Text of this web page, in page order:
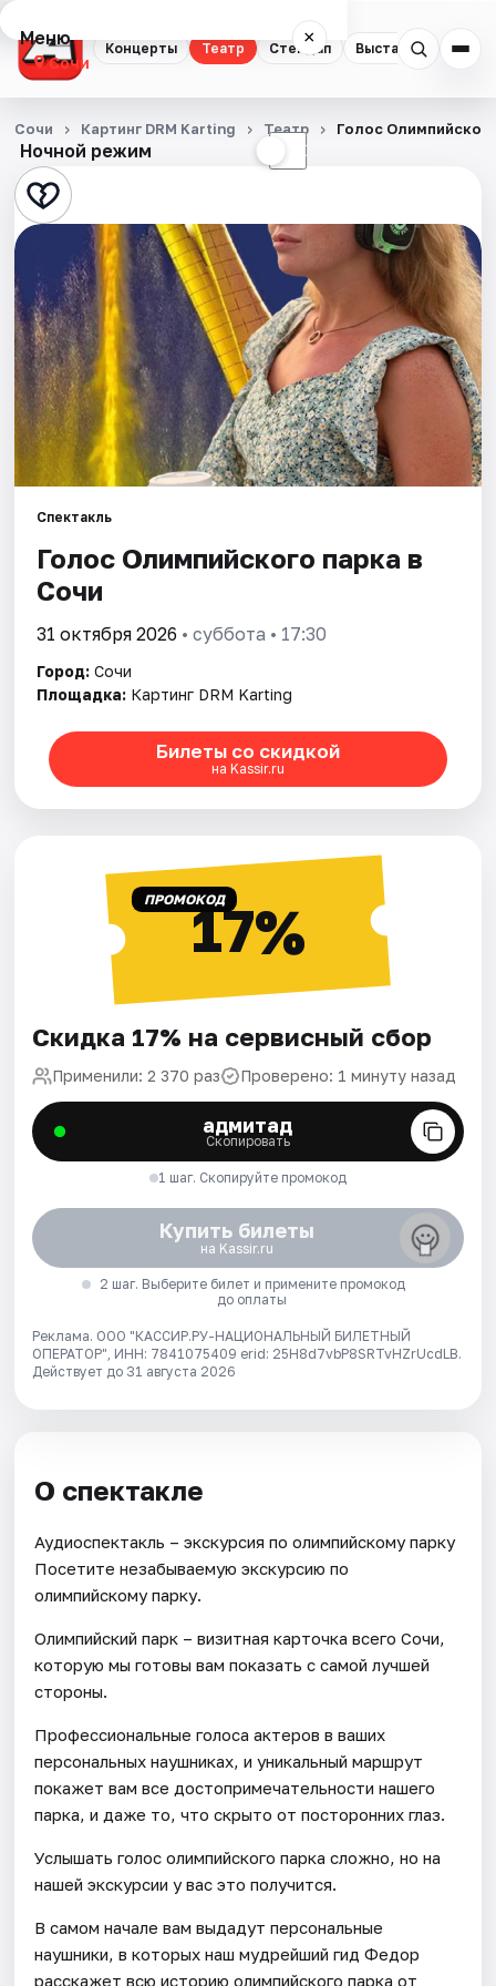
Концерты Театр Стендап Выставки
Меню ×
Сочи
Концерты
Театр
Стендап
Выставки
Квесты
Экскурсии
Спорт
События
Города
Площадки
Рейтинги
Ночной режим ☾
Сочи Картинг DRM Karting Театр Голос
Спектакль
Голос Олимпийского парка в
Сочи
31 октября 2026 • суббота • 17:30
Город: Сочи
Площадка: Картинг DRM Karting
Билеты со скидкой
на Kassir.ru
ПРОМОКОД17%
Скидка 17% на сервисный сбор
Применили: 2 370 раз Проверено: 1 минуту назад
адмитад
Скопировать
1 шаг. Скопируйте промокод
Купить билеты
на Kassir.ru
2 шаг. Выберите билет и примените промокод
до оплаты
Реклама. ООО "КАССИР.РУ-НАЦИОНАЛЬНЫЙ БИЛЕТНЫЙ
ОПЕРАТОР", ИНН: 7841075409 erid: 25H8d7vbP8SRTvHZrUcdLB.
Действует до 31 августа 2026
О спектакле
Аудиоспектакль – экскурсия по олимпийскому парку
Посетите незабываемую экскурсию по
олимпийскому парку.
Олимпийский парк – визитная карточка всего Сочи,
которую мы готовы вам показать с самой лучшей
стороны.
Профессиональные голоса актеров в ваших
персональных наушниках, и уникальный маршрут
покажет вам все достопримечательности нашего
парка, и даже то, что скрыто от посторонних глаз.
Услышать голос олимпийского парка сложно, но на
нашей экскурсии у вас это получится.
В самом начале вам выдадут персональные
наушники, в которых наш мудрейший гид Федор
расскажет всю историю олимпийского парка от